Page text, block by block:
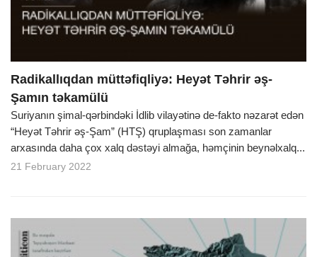
Radikallıqdan müttəfiqliyə: Heyət Təhrir əş-
Şamın təkamülü
Suriyanın şimal-qərbindəki İdlib vilayətinə de-fakto nəzarət edən
“Heyət Təhrir əş-Şam” (HTŞ) qruplaşması son zamanlar
arxasında daha çox xalq dəstəyi almağa, həmçinin beynəlxalq...
21 February 2022